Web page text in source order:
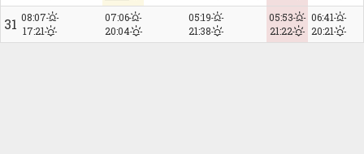
31 08:07
17:21
07:06
20:04
05:19
21:38
05:53
21:22
06:41
20:21